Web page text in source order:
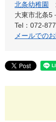
北条幼稚園
大東市北条5
Tel：072-
メールでの